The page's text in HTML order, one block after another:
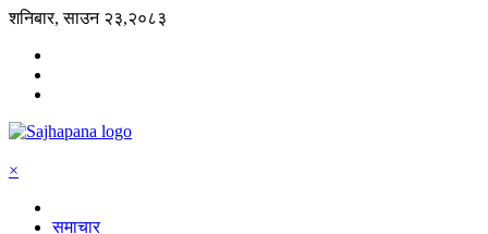
शनिबार, साउन २३,२०८३
×
समाचार